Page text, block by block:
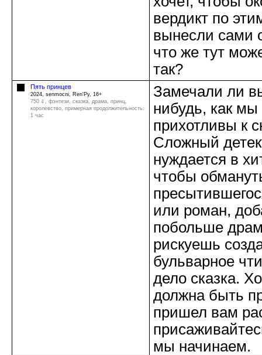
вердикт по
вынесли сами
что же тут
так?
Пять принцев
2024, senmocni, Ren'Py, 16+
750 ⇓, фэнтези, сказка, драма, принц,
королевство, примерная продолжительность:
1 час
Замечали ли
нибудь, как мы
прихотливы к
Сложный
нуждается в
чтобы
или роман,
побольше
рискуешь
бульварное
дело сказка.
должна быть
пришел вам
мы начинаем.